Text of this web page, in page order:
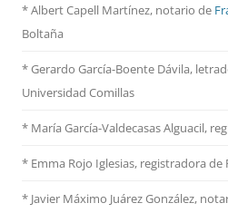
* Albert Capell Martínez, notario de
Boltaña
* Gerardo García-Boente Dávila,
Universidad Comillas
* María García-Valdecasas Alguacil,
* Emma Rojo Iglesias, registradora
* Javier Máximo Juárez González,